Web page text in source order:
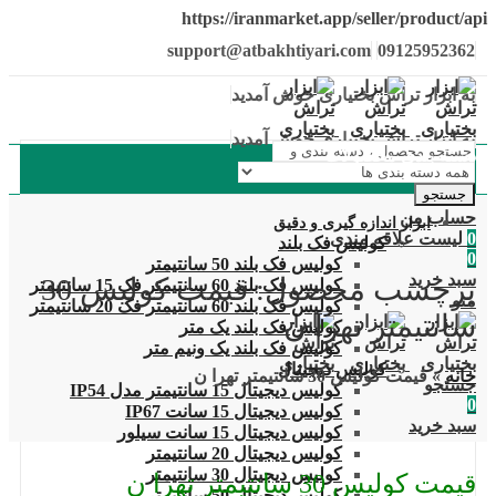
https://iranmarket.app/seller/product/api
support@atbakhtiyari.com 09125952362
به ابزار تراش بختیاری خوش آمدید
به ابزار تراش بختیاری خوش آمدید
جستجو
حساب من
0 لیست علاقه مندی
0
سبد خرید
منو
جستجو
0
سبد خرید
دسته بندی محصولات
ابزار اندازه گیری و دقیق
کولیس فک بلند
کولیس فک بلند 50 سانتیمتر
کولیس فک بلند 60 سانتیمتر فک 15 سانتیمتر
کولیس فک بلند 60 سانتیمتر فک 20 سانتیمتر
کولیس فک بلند یک متر
کولیس فک بلند یک ونیم متر
کولیس دیجیتال
کولیس دیجیتال 15 سانتیمتر مدل IP54
کولیس دیجیتال 15 سانت IP67
کولیس دیجیتال 15 سانت سیلور
کولیس دیجیتال 20 سانتیمتر
کولیس دیجیتال 30 سانتیمتر
برچسب محصول: قیمت کولیس 30
سانتیمتر تهرا ن
خانه»قیمت کولیس 30 سانتیمتر تهرا ن
قیمت کولیس 30 سانتیمتر تهرا ن